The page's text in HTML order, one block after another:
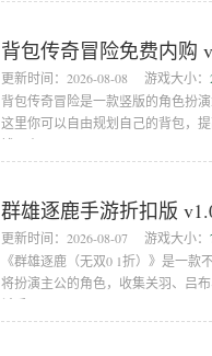
背包传奇冒险免费内购
更新时间： 2026-08-08 游戏大小：
背包传奇冒险是一款竖版的角色扮
这里你可以自由规划自己的背包，
钱。在
群雄逐鹿手游折扣版
更新时间： 2026-08-07 游戏大小：
《群雄逐鹿（无双0 1折）》是一
将扮演主公的角色，收集关羽、吕
杀手